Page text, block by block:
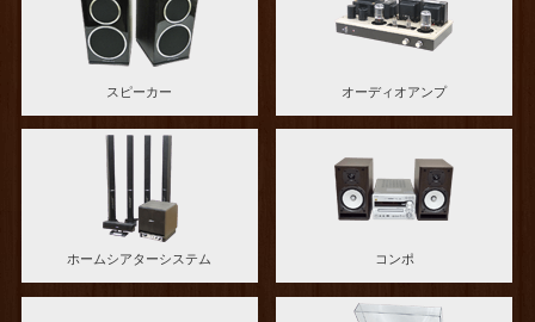
スピーカー オーディオアンプ
ホームシアターシステム コンポ